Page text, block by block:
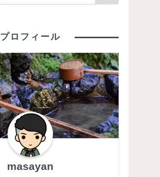
プロフィール
masayan